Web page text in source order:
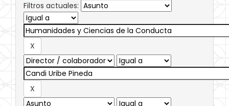
Filtros actuales: